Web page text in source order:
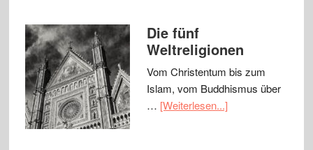
Die fünf
Weltreligionen
Vom Christentum bis zum
Islam, vom Buddhismus über
… [Weiterlesen...]